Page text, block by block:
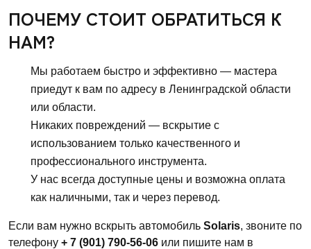
ПОЧЕМУ СТОИТ ОБРАТИТЬСЯ К
НАМ?
Мы работаем быстро и эффективно — мастера
приедут к вам по адресу в Ленинградской области
или области.
Никаких повреждений — вскрытие с
использованием только качественного и
профессионального инструмента.
У нас всегда доступные цены и возможна оплата
как наличными, так и через перевод.
Если вам нужно вскрыть автомобиль Solaris, звоните по
телефону + 7 (901) 790-56-06 или пишите нам в